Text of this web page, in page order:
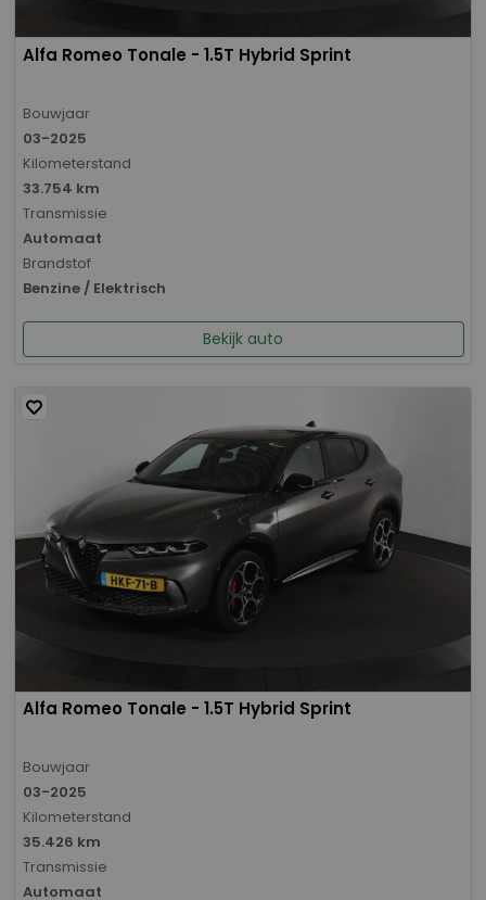
Alfa Romeo Tonale - 1.5T Hybrid Sprint
Bouwjaar
03-2025
Kilometerstand
33.754 km
Transmissie
Automaat
Brandstof
Benzine / Elektrisch
Bekijk auto
Alfa Romeo Tonale - 1.5T Hybrid Sprint
Bouwjaar
03-2025
Kilometerstand
35.426 km
Transmissie
Automaat